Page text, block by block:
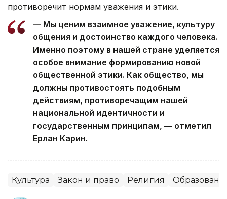
противоречит нормам уважения и этики.
— Мы ценим взаимное уважение, культуру
общения и достоинство каждого человека.
Именно поэтому в нашей стране уделяется
особое внимание формированию новой
общественной этики. Как общество, мы
должны противостоять подобным
действиям, противоречащим нашей
национальной идентичности и
государственным принципам, — отметил
Ерлан Карин.
Культура Закон и право Религия